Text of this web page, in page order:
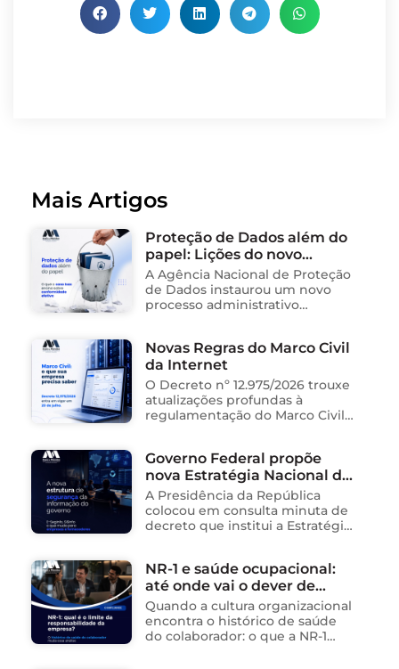
Mais Artigos
Proteção de Dados além do
papel: Lições do novo
processo sancionador da
ANPD
A Agência Nacional de Proteção
de Dados instaurou um novo
processo administrativo
organização social responsável
pela gestão de unidades
públicas de saúde …
Novas Regras do Marco Civil
da Internet
O Decreto nº 12.975/2026 trouxe
atualizações profundas à
regulamentação do Marco Civil
operações de empresas de
tecnologia no Brasil. Para ajudar
na …
Governo Federal propõe
nova Estratégia Nacional de
Segurança da Informação e
cria sistema integrado de
governança para órgãos
A Presidência da República
colocou em consulta minuta de
decreto que institui a Estratégia
Sistema Integrado de
Segurança da Informação
(SISInfo), estabelecendo …
NR-1 e saúde ocupacional:
até onde vai o dever de
cuidado da empresa?
Quando a cultura organizacional
encontra o histórico de saúde
do colaborador: o que a NR-1